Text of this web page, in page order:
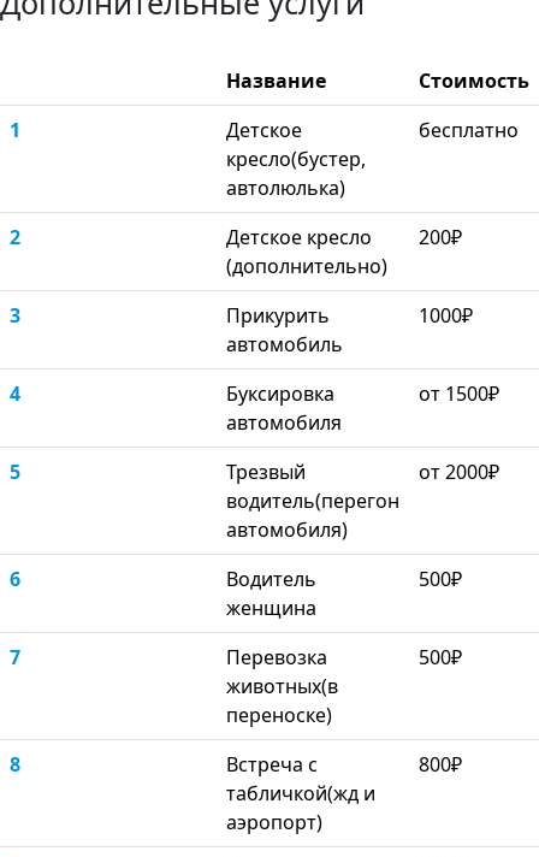
Название
Стоимость
1
Детское
кресло(бустер,
автолюлька)
бесплатно
2
Детское кресло
(дополнительно)
200₽
3
Прикурить
автомобиль
1000₽
4
Буксировка
автомобиля
от 1500₽
5
Трезвый
водитель(перегон
автомобиля)
от 2000₽
6
Водитель
женщина
500₽
7
Перевозка
животных(в
переноске)
500₽
8
Встреча с
табличкой(жд и
аэропорт)
800₽